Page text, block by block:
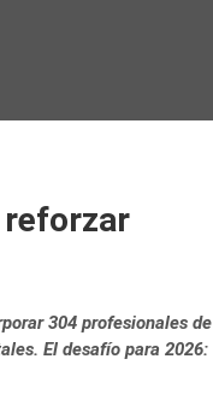
reforzar
304 profesionales de
El desafío para 2026: